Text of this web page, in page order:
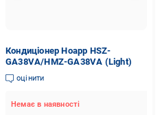
Кондиціонер Hoapp HSZ-
GA38VA/HMZ-GA38VA (Light)
оцінити
Немає в наявності